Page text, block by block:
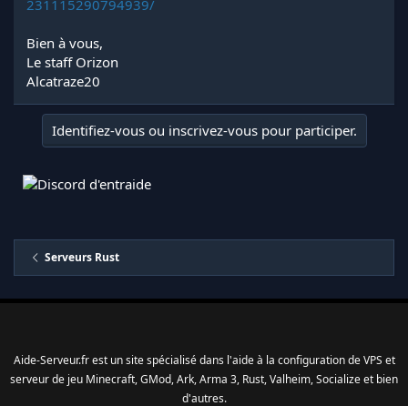
231115290794939/
Bien à vous,
Le staff Orizon
Alcatraze20
Identifiez-vous ou inscrivez-vous pour participer.
Serveurs Rust
Aide-Serveur.fr est un site spécialisé dans l'aide à la configuration de VPS et
serveur de jeu Minecraft, GMod, Ark, Arma 3, Rust, Valheim, Socialize et bien
d'autres.